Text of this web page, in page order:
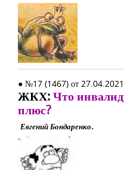
● №17 (1467) от 27.04.2021
ЖКХ:Что
плюс?
Евгений Бондаренко.